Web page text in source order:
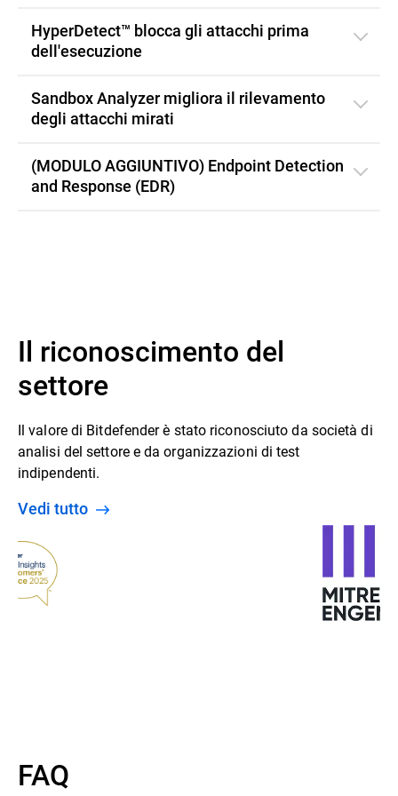
HyperDetect™ blocca gli attacchi prima
dell'esecuzione
Sandbox Analyzer migliora il rilevamento
degli attacchi mirati
(MODULO AGGIUNTIVO) Endpoint Detection
and Response (EDR)
Il riconoscimento del
settore
Il valore di Bitdefender è stato riconosciuto da società di
analisi del settore e da organizzazioni di test
indipendenti.
Vedi tutto
FAQ